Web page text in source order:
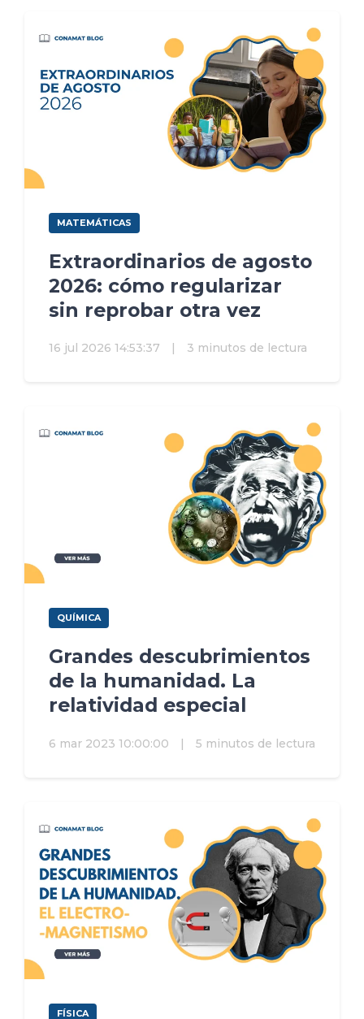
MATEMÁTICAS
Extraordinarios de agosto
2026: cómo regularizar
sin reprobar otra vez
16 jul 2026 14:53:37 3 minutos de lectura
QUÍMICA
Grandes descubrimientos
de la humanidad. La
relatividad especial
6 mar 2023 10:00:00 | 5 minutos de lectura
FÍSICA